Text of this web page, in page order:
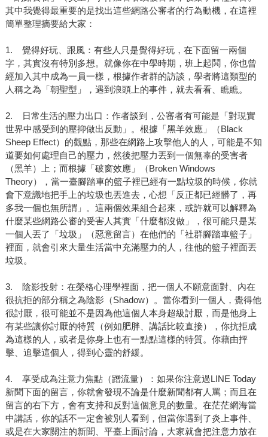
其中我覺得最重要的是找出這些網路公審者的行為動機，在這裡
簡單整理摘要給大家：
1. 覺得好玩、跟風：有些人只是覺得好玩，在下面留一兩個
字，其實沒有特別多想。就像你在中學時期，班上起鬨，你也曾
經加入其中成為一員一樣，根據作者群的訪談，學者將這類型的
人稱之為「朝聖型」，遇到浪頭上的事件，就去看看、瞧瞧。
2. 日常生活的壓力出口：作者談到，公審者有可能是「對現實
世界中感受到的壓抑做出反動」。根據「黑羊效應」（Black
Sheep Effect）的觀點，那些在網路上攻擊他人的人，可能是不知
道要如何處理自己的壓力，然後把壓力丟到一個無辜的受害者
（黑羊）上；而根據「破窗效應」（Broken Windows
Theory），當一臺腳踏車的籃子裡已經有一點垃圾的時候，你就
會下意識地把手上的垃圾也丟進去，心想「反正都已經髒了，再
多我一個也無所謂」。這兩個效果組合起來，或許就可以解釋為
什麼某些網路公審的受害人其實「什麼都沒做」，很可能只是某
一個人丟了「垃圾」（惡意留言）在他們的「社群腳踏車籃子」
裡面，就會引來大量生活當中充滿壓力的人，往他的籃子裡面丟
垃圾。
3. 陰影投射：在榮格心理學裡面，把一個人不願意面對、內在
很抗拒的部分稱之為陰影（Shadow）。當你看到一個人，覺得他
很討厭，很可能並不是因為他這個人本身超級討厭，而是他身上
有某些讓你討厭的特質（例如肥胖、講話比較直接），你抗拒成
為這樣的人，或者是你身上也有一點點這樣的特質。你藉由抨
擊、追擊這個人，得到心靈的舒緩。
4. 享受成為注意力焦點（蹭流量）：如果你注意過LINE Today
新聞下面的留言，你就會發現不論是什麼新聞都有人罵；而且在
留言的右下方，會有支持和反對這個意見的數量。在茫茫網海當
中講話，你的話不一定會被別人看到，但當你遇到了炎上事件、
或是在大家關注的新聞、平臺上面討論，大家就會把注意力放在